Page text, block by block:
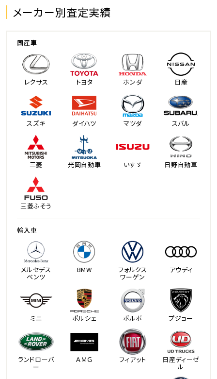
メーカー別査定実績
国産車
レクサス トヨタ ホンダ 日産
スズキ ダイハツ マツダ スバル
三菱 光岡自動車 いすゞ 日野自動車
三菱ふそう
輸入車
メルセデス
ベンツ
BMW フォルクス
ワーゲン
アウディ
ミニ ポルシェ ボルボ プジョー
ランドローバ
ー
ＡＭＧ フィアット 日産ディーゼ
ル